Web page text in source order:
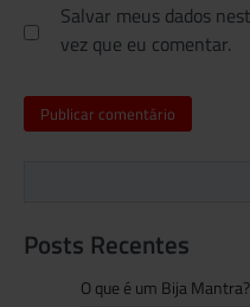
Salvar meus dados
vez que eu comentar.
Posts Recentes
O que é um Bija Mantra?